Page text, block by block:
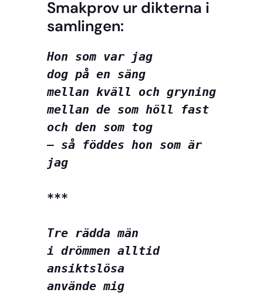
Smakprov ur dikterna i
samlingen:
Hon som var jag
dog på en säng
mellan kväll och gryning
mellan de som höll fast
och den som tog
– så föddes hon som är
jag
***
Tre rädda män
i drömmen alltid
ansiktslösa
använde mig